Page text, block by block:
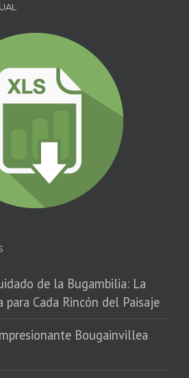
de la Bugambilia: La
para Cada Rincón del Paisaje
Bougainvillea